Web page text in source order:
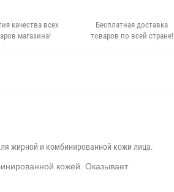
качества всех
магазина!
Бесплатная доставка
товаров по всей стране!
жирной и комбинированной кожи лица.
кожей. Оказывает